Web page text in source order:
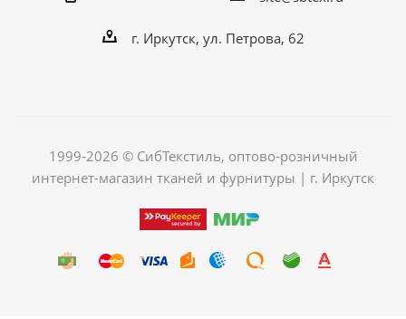
г. Иркутск, ул. Петрова, 62
1999-2026 © СибТекстиль, оптово-розничный
интернет-магазин тканей и фурнитуры | г. Иркутск